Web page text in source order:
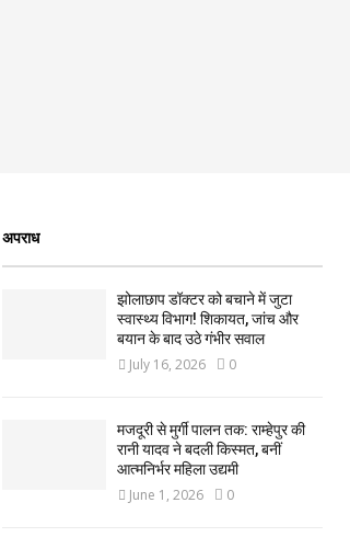
अपराध
झोलाछाप डॉक्टर को बचाने में जुटा
स्वास्थ्य विभाग! शिकायत, जांच और
बयान के बाद उठे गंभीर सवाल
July 16, 2026 0
मजदूरी से मुर्गी पालन तक: राम्हेपुर की
रानी यादव ने बदली किस्मत, बनीं
आत्मनिर्भर महिला उद्यमी
June 1, 2026 0